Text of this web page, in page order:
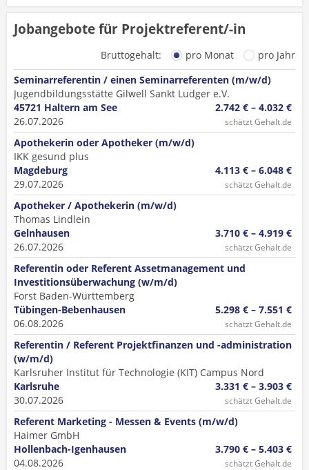
Jobangebote für Projektreferent/-in
Bruttogehalt: pro Monat
pro Jahr
Seminarreferentin / einen Seminarreferenten (m/w/d)
Jugendbildungsstätte Gilwell Sankt Ludger e.V.
45721 Haltern am See
26.07.2026
2.742 € – 4.032 €
schätzt Gehalt.de
Apothekerin oder Apotheker (m/w/d)
IKK gesund plus
Magdeburg
29.07.2026
4.113 € – 6.048 €
schätzt Gehalt.de
Apotheker / Apothekerin (m/w/d)
Thomas Lindlein
Gelnhausen
26.07.2026
3.710 € – 4.919 €
schätzt Gehalt.de
Referentin oder Referent Assetmanagement und
Investitionsüberwachung (w/m/d)
Forst Baden-Württemberg
Tübingen-Bebenhausen
06.08.2026
5.298 € – 7.551 €
schätzt Gehalt.de
Referentin / Referent Projektfinanzen und -administration
(w/m/d)
Karlsruher Institut für Technologie (KIT) Campus Nord
Karlsruhe
30.07.2026
3.331 € – 3.903 €
schätzt Gehalt.de
Referent Marketing - Messen & Events (m/w/d)
Haimer GmbH
Hollenbach-Igenhausen
04.08.2026
3.790 € – 5.403 €
schätzt Gehalt.de